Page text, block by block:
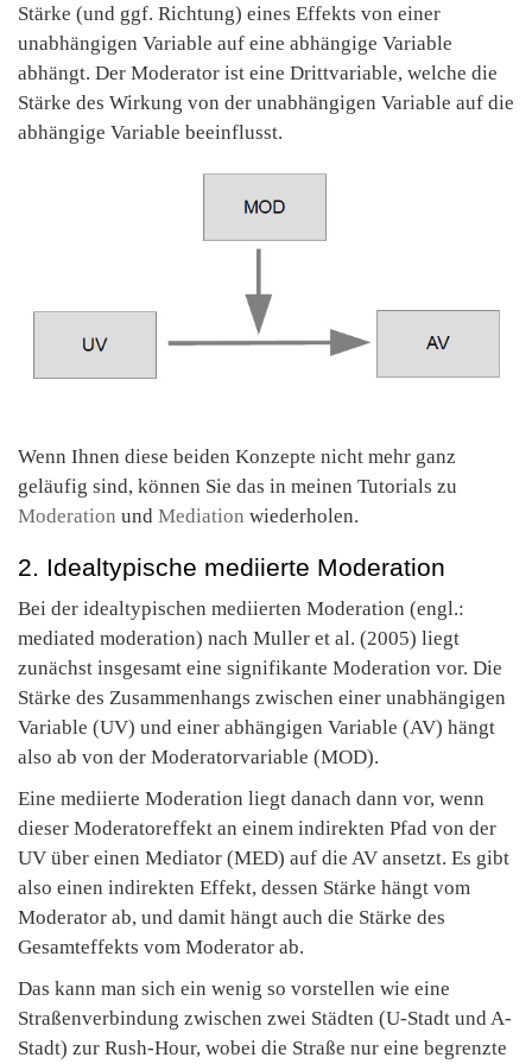
Stärke (und ggf. Richtung) eines Effekts von einer
unabhängigen Variable auf eine abhängige Variable
abhängt. Der Moderator ist eine Drittvariable, welche die
Stärke des Wirkung von der unabhängigen Variable auf die
abhängige Variable beeinflusst.
Wenn Ihnen diese beiden Konzepte nicht mehr ganz
geläufig sind, können Sie das in meinen Tutorials zu
Moderation und Mediation wiederholen.
2. Idealtypische mediierte Moderation
Bei der idealtypischen mediierten Moderation (engl.:
mediated moderation) nach Muller et al. (2005) liegt
zunächst insgesamt eine signifikante Moderation vor. Die
Stärke des Zusammenhangs zwischen einer unabhängigen
Variable (UV) und einer abhängigen Variable (AV) hängt
also ab von der Moderatorvariable (MOD).
Eine mediierte Moderation liegt danach dann vor, wenn
dieser Moderatoreffekt an einem indirekten Pfad von der
UV über einen Mediator (MED) auf die AV ansetzt. Es gibt
also einen indirekten Effekt, dessen Stärke hängt vom
Moderator ab, und damit hängt auch die Stärke des
Gesamteffekts vom Moderator ab.
Das kann man sich ein wenig so vorstellen wie eine
Straßenverbindung zwischen zwei Städten (U-Stadt und A-
Stadt) zur Rush-Hour, wobei die Straße nur eine begrenzte